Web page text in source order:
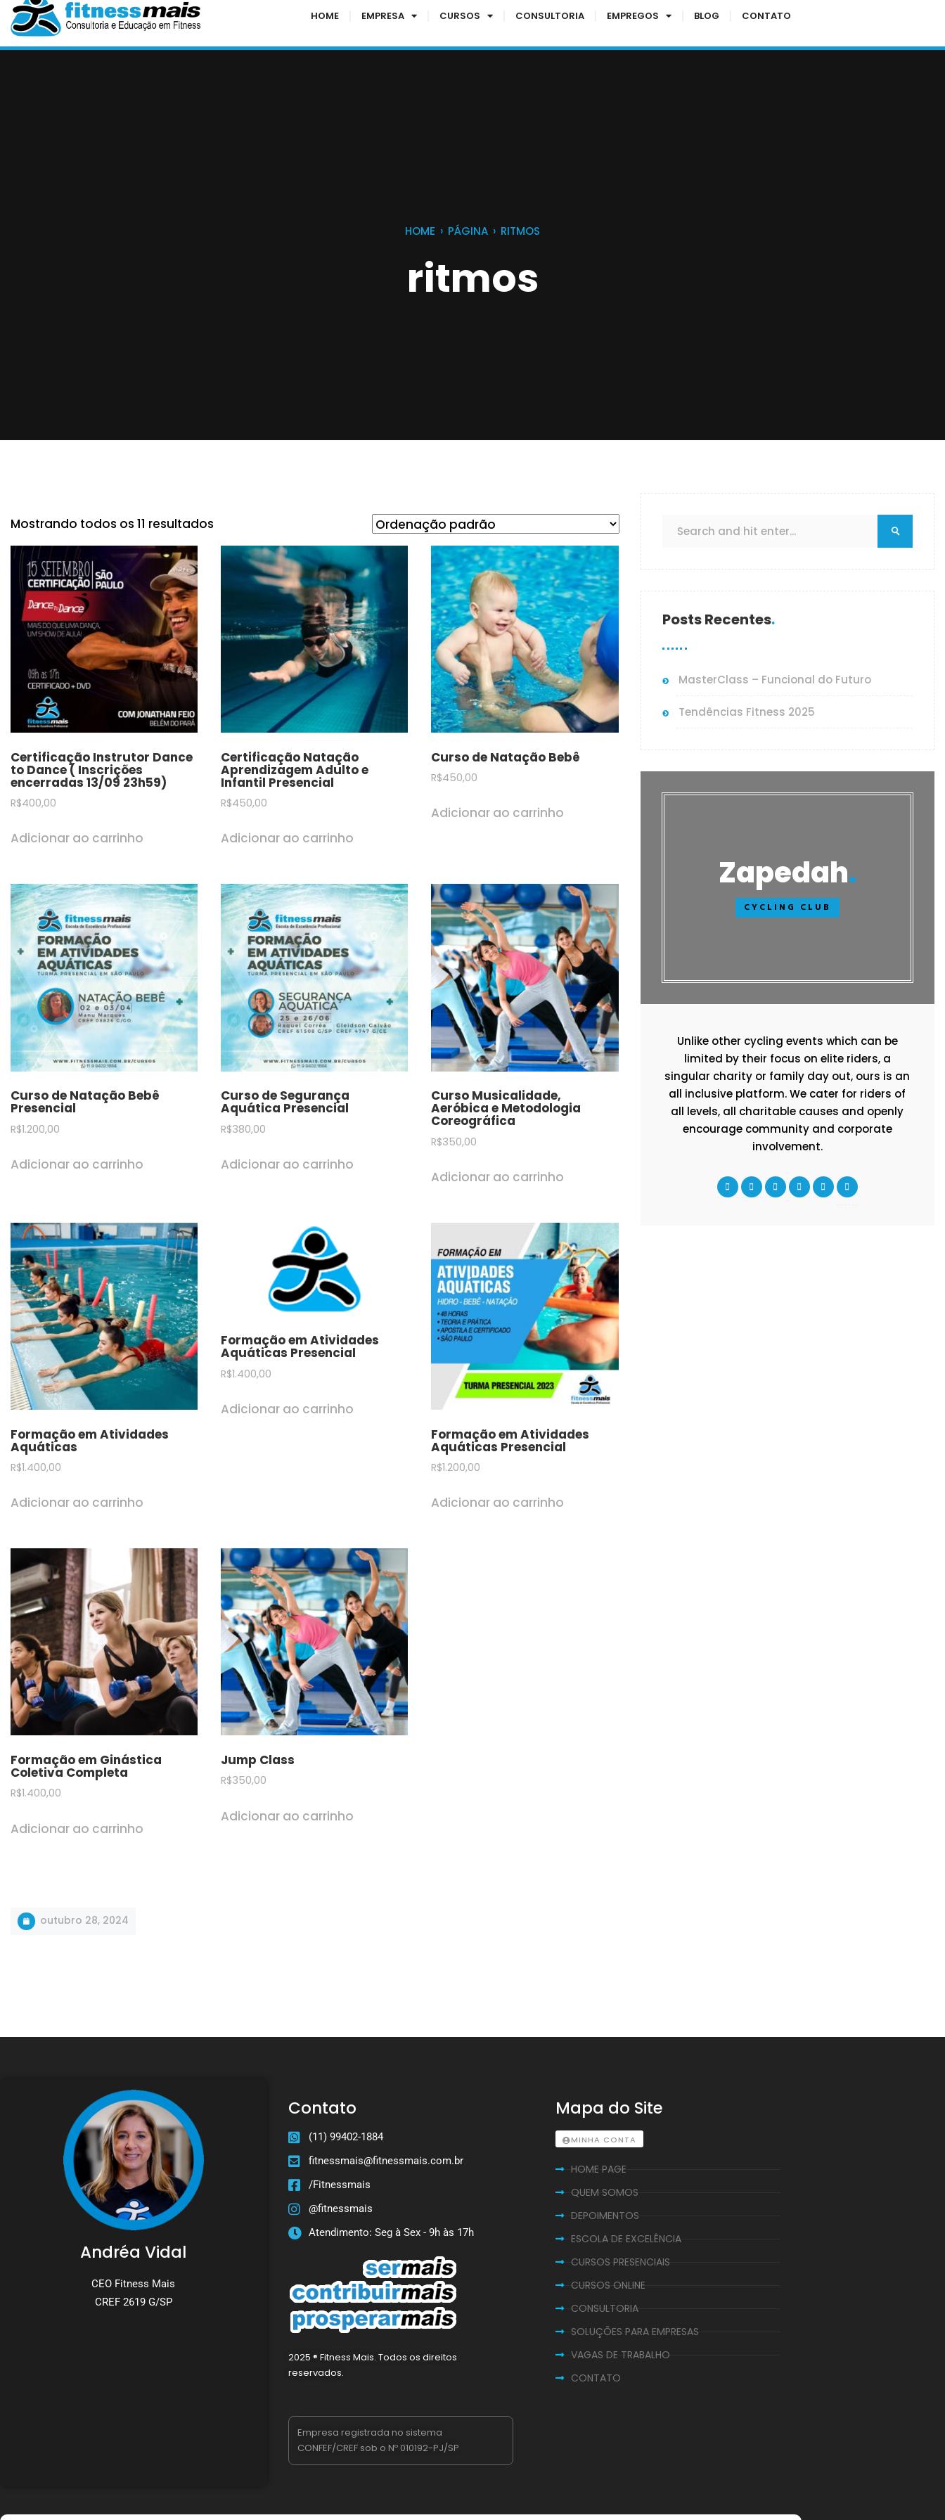
HOME EMPRESA CURSOS CONSULTORIA EMPREGOS BLOG CONTATO
HOME › PÁGINA › RITMOS
ritmos
Mostrando todos os 11 resultados
Certificação Instrutor Dance
to Dance ( Inscrições
encerradas 13/09 23h59)
R$400,00
Adicionar ao carrinho
Certificação Natação
Aprendizagem Adulto e
Infantil Presencial
R$450,00
Adicionar ao carrinho
Curso de Natação Bebê
R$450,00
Adicionar ao carrinho
Curso de Natação Bebê
Presencial
R$1.200,00
Adicionar ao carrinho
Curso de Segurança
Aquática Presencial
R$380,00
Adicionar ao carrinho
Curso Musicalidade,
Aeróbica e Metodologia
Coreográfica
R$350,00
Adicionar ao carrinho
Formação em Atividades
Aquáticas
R$1.400,00
Adicionar ao carrinho
Formação em Atividades
Aquáticas Presencial
R$1.400,00
Adicionar ao carrinho
Formação em Atividades
Aquáticas Presencial
R$1.200,00
Adicionar ao carrinho
Formação em Ginástica
Coletiva Completa
R$1.400,00
Adicionar ao carrinho
Jump Class
R$350,00
Adicionar ao carrinho
outubro 28, 2024
Posts Recentes
MasterClass – Funcional do Futuro
Tendências Fitness 2025
Zapedah
CYCLING CLUB
Unlike other cycling events which can be
limited by their focus on elite riders, a
singular charity or family day out, ours is an
all inclusive platform. We cater for riders of
all levels, all charitable causes and openly
encourage community and corporate
involvement.
Andréa Vidal
CEO Fitness Mais
CREF 2619 G/SP
Contato
(11) 99402-1884
fitnessmais@fitnessmais.com.br
/Fitnessmais
@fitnessmais
Atendimento: Seg à Sex - 9h às 17h
2025 ® Fitness Mais. Todos os direitos
reservados.
Empresa registrada no sistema
CONFEF/CREF sob o Nº 010192-PJ/SP
Mapa do Site
MINHA CONTA
HOME PAGE
QUEM SOMOS
DEPOIMENTOS
ESCOLA DE EXCELÊNCIA
CURSOS PRESENCIAIS
CURSOS ONLINE
CONSULTORIA
SOLUÇÕES PARA EMPRESAS
VAGAS DE TRABALHO
CONTATO